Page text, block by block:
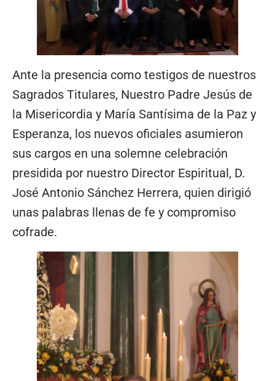
Ante la presencia como testigos de nuestros
Sagrados Titulares, Nuestro Padre Jesús de
la Misericordia y María Santísima de la Paz y
Esperanza, los nuevos oficiales asumieron
sus cargos en una solemne celebración
presidida por nuestro Director Espiritual, D.
José Antonio Sánchez Herrera, quien dirigió
unas palabras llenas de fe y compromiso
cofrade.